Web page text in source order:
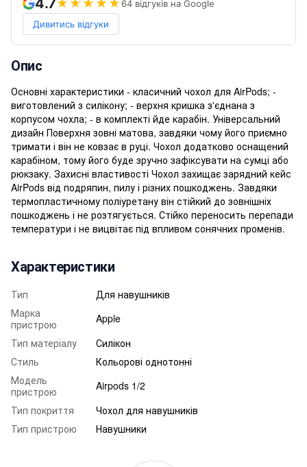
★★★★★64 відгуків на Google
Дивитись відгуки
Опис
Основні характеристики - класичний чохол для AirPods; -
виготовлений з силікону; - верхня кришка з'єднана з
корпусом чохла; - в комплекті йде карабін. Універсальний
дизайн Поверхня зовні матова, завдяки чому його приємно
тримати і він не ковзає в руці. Чохол додатково оснащений
карабіном, тому його буде зручно зафіксувати на сумці або
рюкзаку. Захисні властивості Чохол захищає зарядний кейс
AirPods від подряпин, пилу і різних пошкоджень. Завдяки
термопластичному поліуретану він стійкий до зовнішніх
пошкоджень і не розтягується. Стійко переносить перепади
температури і не вицвітає під впливом сонячних променів.
Характеристики
Тип
Для навушників
Марка
пристрою
Apple
Тип матеріалу
Силікон
Стиль
Кольорові однотонні
Модель
пристрою
Airpods 1/2
Тип покриття
Чохол для навушників
Тип пристрою
Навушники